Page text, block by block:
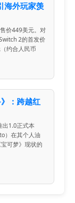
海外玩家羡
价449美元。对
2的首发价
约合人民币
：跨越红
出1.0正式本
）在其个人油
可梦》现状的